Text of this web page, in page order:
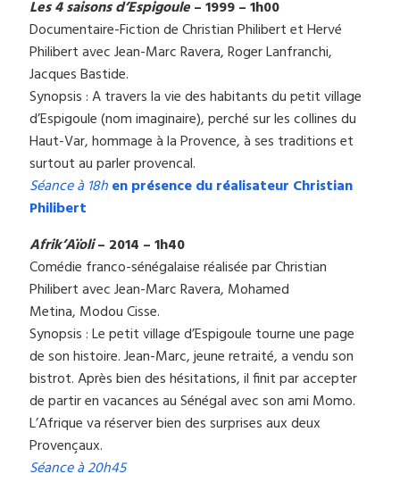
Les 4 saisons d’Espigoule– 1999 – 1h00
Documentaire-Fiction de Christian Philibert et Hervé
Philibert avec Jean-Marc Ravera, Roger Lanfranchi,
Jacques Bastide.
Synopsis : A travers la vie des habitants du petit village
d’Espigoule (nom imaginaire), perché sur les collines du
Haut-Var, hommage à la Provence, à ses traditions et
surtout au parler provencal.
Séance à 18hen présence du réalisateur Christian
Philibert
Afrik’Aïoli– 2014 – 1h40
Comédie franco-sénégalaise réalisée par Christian
Philibert avec Jean-Marc Ravera, Mohamed
Metina, Modou Cisse.
Synopsis : Le petit village d’Espigoule tourne une page
de son histoire. Jean-Marc, jeune retraité, a vendu son
bistrot. Après bien des hésitations, il finit par accepter
de partir en vacances au Sénégal avec son ami Momo.
L’Afrique va réserver bien des surprises aux deux
Provençaux.
Séance à 20h45